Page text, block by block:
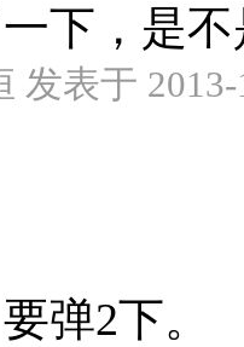
下，是
发表于
弹2下。